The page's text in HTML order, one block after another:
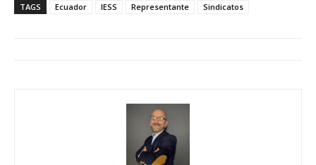
TAGS Ecuador IESS Representante Sindicatos